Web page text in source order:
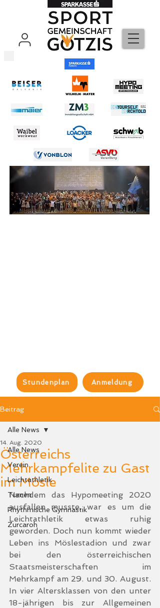
Stundenplan Anmeldung
Beitrag
Alle News
Verein
Leichtathletik
Turnen
Rhythmische Gymnastik
Zurcaroh
Alle News
Österreichs
Mehrkampfelite zu Gast
im Mösle
14. Aug. 2020
Nachdem das Hypomeeting 2020
ausfallen musste, war es um die
Leichtathletik etwas ruhig
geworden. Doch nun kommt wieder
Leben ins Möslestadion und zwar
bei den österreichischen
Staatsmeisterschaften im
Mehrkampf am 29. und 30. August.
In vier Altersklassen von den unter
18-jährigen bis zur Allgemeinen